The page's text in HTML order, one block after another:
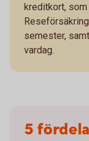
kreditkort, som
semester,
vardag.
5